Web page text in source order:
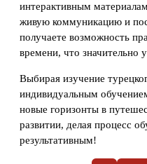
интерактивным
живую коммуникацию и
получаете возможность
времени, что значительно
Выбирая изучение
индивидуальным
новые горизонты в
развитии, делая процесс
результативным!